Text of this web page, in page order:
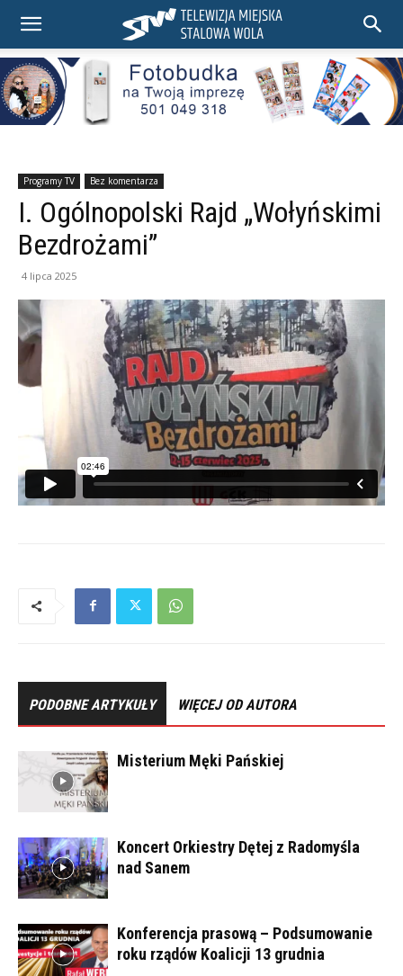
Programy TV Bez komentarza
I. Ogólnopolski Rajd „Wołyńskimi
Bezdrożami”
4 lipca 2025
PODOBNE ARTYKUŁY WIĘCEJ OD AUTORA
Misterium Męki Pańskiej
Koncert Orkiestry Dętej z Radomyśla
nad Sanem
Konferencja prasową – Podsumowanie
roku rządów Koalicji 13 grudnia